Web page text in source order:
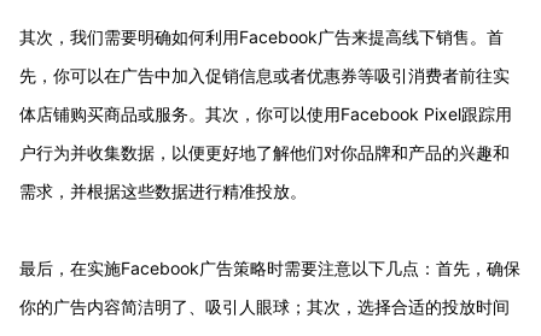
其次，我们需要明确如何利用Facebook广告来提高线下销售。首
先，你可以在广告中加入促销信息或者优惠券等吸引消费者前往实
体店铺购买商品或服务。其次，你可以使用Facebook Pixel跟踪用
户行为并收集数据，以便更好地了解他们对你品牌和产品的兴趣和
需求，并根据这些数据进行精准投放。
最后，在实施Facebook广告策略时需要注意以下几点：首先，确保
你的广告内容简洁明了、吸引人眼球；其次，选择合适的投放时间